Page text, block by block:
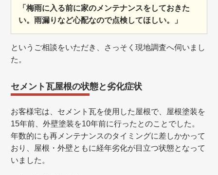
「梅雨に入る前に家のメンテナンスをしておきた
い。雨漏りなど心配なので点検してほしい。」
というご相談をいただき、さっそく現地調査へ伺いまし
た。
セメント瓦屋根の状態と劣化症状
お客様宅は、セメント瓦を使用した屋根で、 屋根塗装を
15年前、外壁塗装を10年前に行ったとのことでした。
年数的にも再メンテナンスのタイミングに差しかかって
おり、屋根・外壁ともに経年劣化が目立つ状態となって
いました。